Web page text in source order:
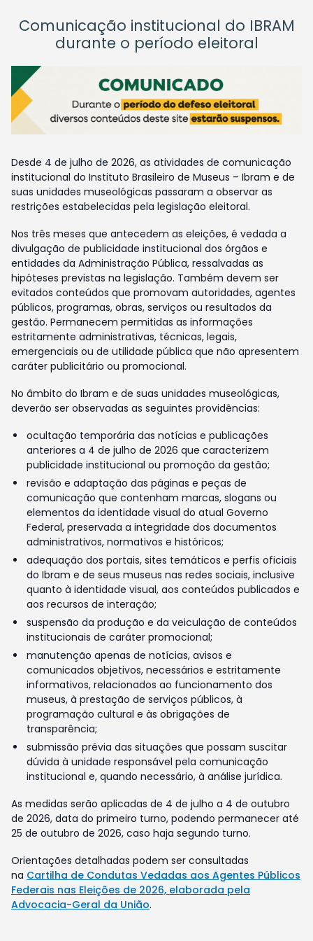
Comunicação institucional do IBRAM
durante o período eleitoral
Desde 4 de julho de 2026, as atividades de comunicação
institucional do Instituto Brasileiro de Museus – Ibram e de
suas unidades museológicas passaram a observar as
restrições estabelecidas pela legislação eleitoral.
Nos três meses que antecedem as eleições, é vedada a
divulgação de publicidade institucional dos órgãos e
entidades da Administração Pública, ressalvadas as
hipóteses previstas na legislação. Também devem ser
evitados conteúdos que promovam autoridades, agentes
públicos, programas, obras, serviços ou resultados da
gestão. Permanecem permitidas as informações
estritamente administrativas, técnicas, legais,
emergenciais ou de utilidade pública que não apresentem
caráter publicitário ou promocional.
No âmbito do Ibram e de suas unidades museológicas,
deverão ser observadas as seguintes providências:
ocultação temporária das notícias e publicações
anteriores a 4 de julho de 2026 que caracterizem
publicidade institucional ou promoção da gestão;
revisão e adaptação das páginas e peças de
comunicação que contenham marcas, slogans ou
elementos da identidade visual do atual Governo
Federal, preservada a integridade dos documentos
administrativos, normativos e históricos;
adequação dos portais, sites temáticos e perfis oficiais
do Ibram e de seus museus nas redes sociais, inclusive
quanto à identidade visual, aos conteúdos publicados e
aos recursos de interação;
suspensão da produção e da veiculação de conteúdos
institucionais de caráter promocional;
manutenção apenas de notícias, avisos e
comunicados objetivos, necessários e estritamente
informativos, relacionados ao funcionamento dos
museus, à prestação de serviços públicos, à
programação cultural e às obrigações de
transparência;
submissão prévia das situações que possam suscitar
dúvida à unidade responsável pela comunicação
institucional e, quando necessário, à análise jurídica.
As medidas serão aplicadas de 4 de julho a 4 de outubro
de 2026, data do primeiro turno, podendo permanecer até
25 de outubro de 2026, caso haja segundo turno.
Orientações detalhadas podem ser consultadas
na Cartilha de Condutas Vedadas aos Agentes Públicos
Federais nas Eleições de 2026, elaborada pela
Advocacia-Geral da União.